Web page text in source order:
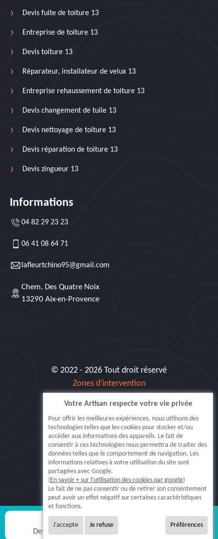
Devis gratuit Appel
Devis fuite de toiture 13
Entreprise de toiture 13
Devis toiture 13
Réparateur, installateur de velux 13
Entreprise rehaussement de toiture 13
Devis changement de tuile 13
Devis nettoyage de toiture 13
Devis réparation de toiture 13
Devis zingueur 13
Informations
04 82 29 23 23
06 41 08 64 71
lafleurtchino95@gmail.com
Chem. Des Quatre Noix
13290 Aix-en-Provence
© 2022 - 2026 Tout droit réservé
Zones d’intervention
Siret: 515 062 404 000 30
Votre Artisan respecte votre vie privée
Pour offrir les meilleures expériences, nous utilisons des
technologies telles que les cookies pour stocker et/ou
accéder aux informations des appareils. Le fait de
consentir à ces technologies nous permettra de traiter des
données telles que le comportement de navigation. Les
informations relatives à votre utilisation du site sont
partagées avec Google.
(En savoir + sur l'utilisation des cookies par google)
Le fait de ne pas consentir ou de retirer son consentement
peut avoir un effet négatif sur certaines caractéristiques
et fonctions.
J'accepte Je refuse Préférences
5.0
Lire nos371avis